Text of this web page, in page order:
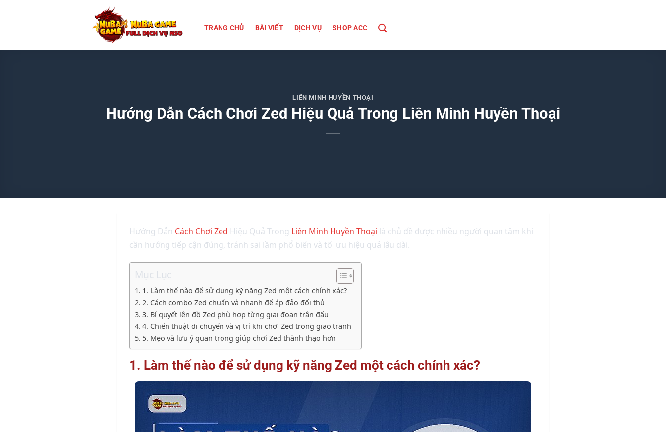
TRANG CHỦ BÀI VIẾT DỊCH VỤ SHOP ACC
LIÊN MINH HUYỀN THOẠI
Hướng Dẫn Cách Chơi Zed Hiệu Quả Trong Liên Minh Huyền Thoại
Hướng Dẫn Cách Chơi Zed Hiệu Quả Trong Liên Minh Huyền Thoại là chủ đề được nhiều người quan tâm khi
cần hướng tiếp cận đúng, tránh sai lầm phổ biến và tối ưu hiệu quả lâu dài.
Mục Lục
1. Làm thế nào để sử dụng kỹ năng Zed một cách chính xác?
2. Cách combo Zed chuẩn và nhanh để áp đảo đối thủ
3. Bí quyết lên đồ Zed phù hợp từng giai đoạn trận đấu
4. Chiến thuật di chuyển và vị trí khi chơi Zed trong giao tranh
5. Mẹo và lưu ý quan trọng giúp chơi Zed thành thạo hơn
1. Làm thế nào để sử dụng kỹ năng Zed một cách chính xác?